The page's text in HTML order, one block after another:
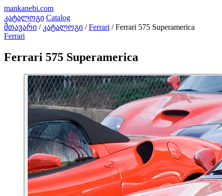
mankanebi.com
კატალოგი Catalog
მთავარი / კატალოგი / Ferrari / Ferrari 575 Superamerica
Ferrari
Ferrari 575 Superamerica